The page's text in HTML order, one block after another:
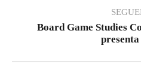
Board Game Studies